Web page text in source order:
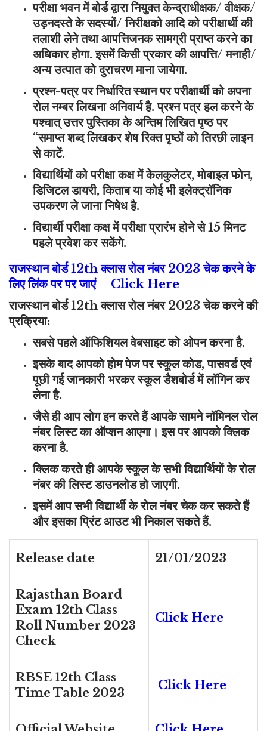
परीक्षा भवन में बोर्ड द्वारा नियुक्त केन्द्राधीक्षक/ वीक्षक/
उड़नदस्ते के सदस्यों/ निरीक्षको आदि को परीक्षार्थी की
तलाशी लेने तथा आपत्तिजनक सामग्री प्राप्त करने का
अधिकार होगा. इसमें किसी प्रकार की आपत्ति/ मनाही/
अन्य उत्पात को दुराचरण माना जायेगा.
प्रश्न-पत्र पर निर्धारित स्थान पर परीक्षार्थी को अपना
रोल नम्बर लिखना अनिवार्य है. प्रश्न पत्र हल करने के
पश्चात् उत्तर पुस्तिका के अन्तिम लिखित पृष्ठ पर
“समाप्त शब्द लिखकर शेष रिक्त पृष्ठों को तिरछी लाइन
से काटें.
विद्यार्थियों को परीक्षा कक्ष में केलकुलेटर, मोबाइल फोन,
डिजिटल डायरी, किताब या कोई भी इलेक्ट्रॉनिक
उपकरण ले जाना निषेध है.
विद्यार्थी परीक्षा कक्ष में परीक्षा प्रारंभ होने से 15 मिनट
पहले प्रवेश कर सकेंगे.
राजस्थान बोर्ड 12th क्लास रोल नंबर 2023 चेक करने के
लिए लिंक पर पर जाएं
Click Here
राजस्थान बोर्ड 12th क्लास रोल नंबर 2023 चेक करने की
प्रक्रिया:
सबसे पहले ऑफिशियल वेबसाइट को ओपन करना है.
इसके बाद आपको होम पेज पर स्कूल कोड, पासवर्ड एवं
पूछी गई जानकारी भरकर स्कूल डैशबोर्ड में लॉगिन कर
लेना है.
जैसे ही आप लोग इन करते हैं आपके सामने नॉमिनल रोल
नंबर लिस्ट का ऑप्शन आएगा। इस पर आपको क्लिक
करना है.
क्लिक करते ही आपके स्कूल के सभी विद्यार्थियों के रोल
नंबर की लिस्ट डाउनलोड हो जाएगी.
इसमें आप सभी विद्यार्थी के रोल नंबर चेक कर सकते हैं
और इसका प्रिंट आउट भी निकाल सकते हैं.
Release date 21/01/2023
Rajasthan Board
Exam 12th Class
Roll Number 2023
Check
Click Here
RBSE 12th Class
Time Table 2023
Click Here